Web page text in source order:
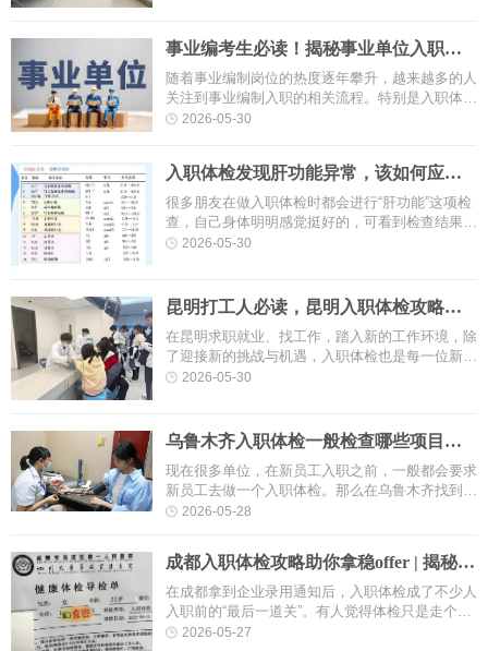
事业编考生必读！揭秘事业单位入职体
检常见问题及注意事项！
随着事业编制岗位的热度逐年攀升，越来越多的人
关注到事业编制入职的相关流程。特别是入职体
检，作为招聘流程中的重要环节，常常引发求职者
2026-05-30
入职体检发现肝功能异常，该如何应对
处理？
很多朋友在做入职体检时都会进行“肝功能”这项检
查，自己身体明明感觉挺好的，可看到检查结果
后，却发现很多指标都不正常，产生焦虑情绪及恐
2026-05-30
昆明打工人必读，昆明入职体检攻略助
你轻松拿捏工作！
在昆明求职就业、找工作，踏入新的工作环境，除
了迎接新的挑战与机遇，入职体检也是每一位新员
工必经的第一关。体检不仅是企业对员工健康状况
2026-05-30
乌鲁木齐入职体检一般检查哪些项目？
注意事项有哪些？一篇读懂！
现在很多单位，在新员工入职之前，一般都会要求
新员工去做一个入职体检。那么在乌鲁木齐找到工
作后，入职体检一般会查哪些项目？体检医院怎么
2026-05-28
成都入职体检攻略助你拿稳offer | 揭秘成
都入职体检避坑指南！
在成都拿到企业录用通知后，入职体检成了不少人
入职前的“最后一道关”。有人觉得体检只是走个流
程，草草应付；有人过度紧张，担心查出“小问
2026-05-27